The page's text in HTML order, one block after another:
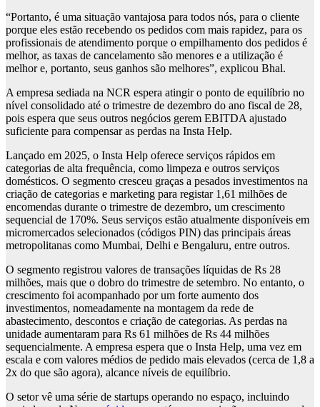
“Portanto, é uma situação vantajosa para todos nós, para o cliente
porque eles estão recebendo os pedidos com mais rapidez, para os
profissionais de atendimento porque o empilhamento dos pedidos é
melhor, as taxas de cancelamento são menores e a utilização é
melhor e, portanto, seus ganhos são melhores”, explicou Bhal.
A empresa sediada na NCR espera atingir o ponto de equilíbrio no
nível consolidado até o trimestre de dezembro do ano fiscal de 28,
pois espera que seus outros negócios gerem EBITDA ajustado
suficiente para compensar as perdas na Insta Help.
Lançado em 2025, o Insta Help oferece serviços rápidos em
categorias de alta frequência, como limpeza e outros serviços
domésticos. O segmento cresceu graças a pesados ​​investimentos na
criação de categorias e marketing para registar 1,61 milhões de
encomendas durante o trimestre de dezembro, um crescimento
sequencial de 170%. Seus serviços estão atualmente disponíveis em
micromercados selecionados (códigos PIN) das principais áreas
metropolitanas como Mumbai, Delhi e Bengaluru, entre outros.
O segmento registrou valores de transações líquidas de Rs 28
milhões, mais que o dobro do trimestre de setembro. No entanto, o
crescimento foi acompanhado por um forte aumento dos
investimentos, nomeadamente na montagem da rede de
abastecimento, descontos e criação de categorias. As perdas na
unidade aumentaram para Rs 61 milhões de Rs 44 milhões
sequencialmente. A empresa espera que o Insta Help, uma vez em
escala e com valores médios de pedido mais elevados (cerca de 1,8 a
2x do que são agora), alcance níveis de equilíbrio.
O setor vê uma série de startups operando no espaço, incluindo